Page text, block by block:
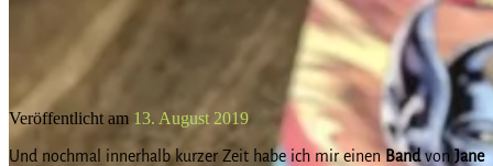
Veröffentlicht am 13. August 2019
Und nochmal innerhalb kurzer Zeit habe ich mir einenBandvon Jane